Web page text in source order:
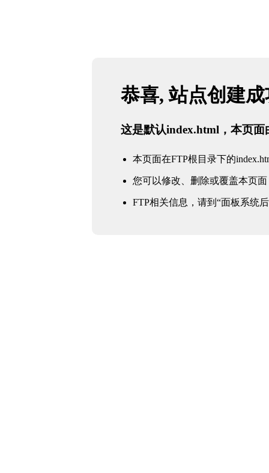
恭喜, 站点创建
这是默认index.html，本页面
本页面在FTP根目录下的
您可以修改、删除或覆盖本页面
FTP相关信息，请到“面板系统